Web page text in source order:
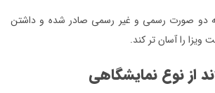
دو صورت رسمی و غیر رسمی صادر شده و داشتن
ویزا را آسان تر کند.
از نوع نمایشگاهی